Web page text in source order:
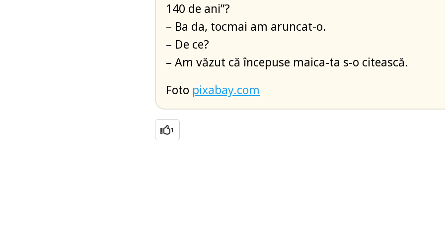
140 de ani”?
– Ba da, tocmai am aruncat-o.
– De ce?
– Am văzut că începuse maica-ta s-o citească.
Foto pixabay.com
1